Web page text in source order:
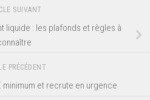
SUIVANT
liquide : les plafonds et règles à
PRÉCÉDENT
minimum et recrute en urgence